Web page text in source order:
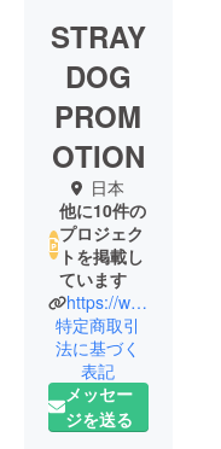
STRAY
DOG
PROM
OTION
日本
他に10件の
プロジェク
トを掲載し
ています
https://www.straydog.info/
特定商取引
法に基づく
表記
メッセー
ジを送る